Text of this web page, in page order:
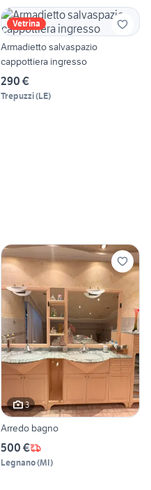
Vetrina
Armadietto salvaspazio
cappottiera ingresso
290 €
Trepuzzi(LE)
3
Arredo bagno
500 €
Legnano(MI)